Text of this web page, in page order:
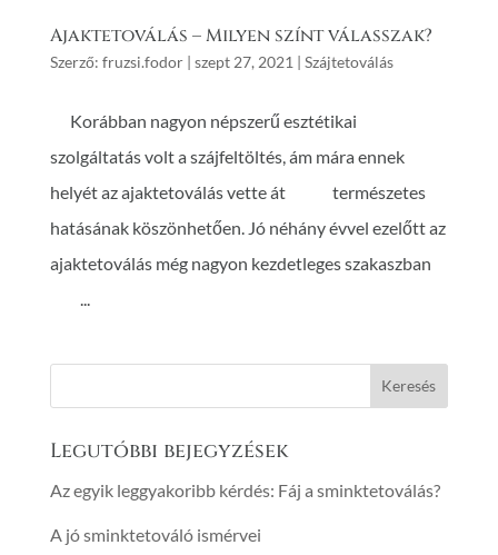
Ajaktetoválás – Milyen színt válasszak?
Szerző: fruzsi.fodor| szept 27, 2021 | Szájtetoválás
Korábban nagyon népszerű esztétikai
szolgáltatás volt a szájfeltöltés, ám mára ennek
helyét az ajaktetoválás vette át természetes
hatásának köszönhetően. Jó néhány évvel ezelőtt az
ajaktetoválás még nagyon kezdetleges szakaszban
...
Legutóbbi bejegyzések
Az egyik leggyakoribb kérdés: Fáj a sminktetoválás?
A jó sminktetováló ismérvei